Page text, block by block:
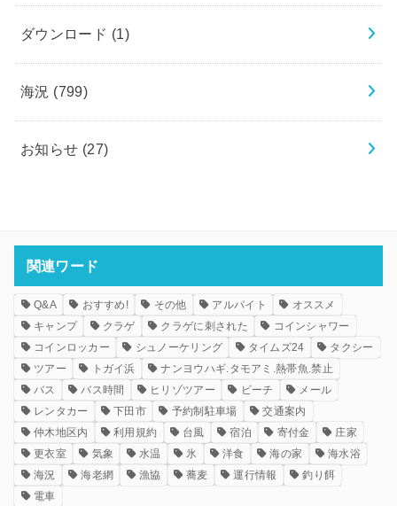
ダウンロード (1)
海況 (799)
お知らせ (27)
関連ワード
Q&A おすすめ! その他 アルバイト
オススメ
キャンプ
クラゲ クラゲに刺された
コインシャワー
コインロッカー
シュノーケリング タイムズ24
タクシー
ツアー
トガイ浜
ナンヨウハギ.タモアミ.熱帯魚.禁止
バス
バス時間 ヒリゾツアー ビーチ
メール
レンタカー
下田市 予約制駐車場
交通案内
仲木地区内
利用規約 台風 宿泊 寄付金
庄家
更衣室
気象 水温 氷 洋食 海の家
海水浴
海況
海老網 漁協 蕎麦 運行情報
釣り餌
電車